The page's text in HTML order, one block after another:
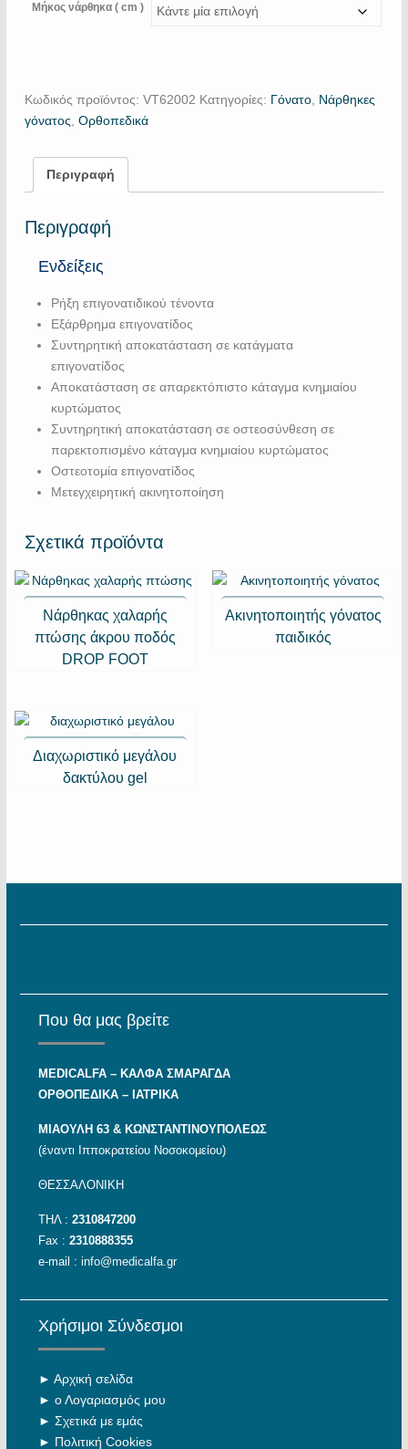
Μήκος νάρθηκα ( cm )
Κωδικός προϊόντος: VT62002 Κατηγορίες: Γόνατο, Νάρθηκες
γόνατος, Ορθοπεδικά
Περιγραφή
Περιγραφή
Ενδείξεις
Ρήξη επιγονατιδικού τένοντα
Εξάρθρημα επιγονατίδος
Συντηρητική αποκατάσταση σε κατάγματα
επιγονατίδος
Αποκατάσταση σε απαρεκτόπιστο κάταγμα κνημιαίου
κυρτώματος
Συντηρητική αποκατάσταση σε οστεοσύνθεση σε
παρεκτοπισμένο κάταγμα κνημιαίου κυρτώματος
Οστεοτομία επιγονατίδος
Μετεγχειρητική ακινητοποίηση
Σχετικά προϊόντα
Nάρθηκας χαλαρής
πτώσης άκρου ποδός
DROP FOOT
Ακινητοποιητής γόνατος
παιδικός
Διαχωριστικό μεγάλου
δακτύλου gel
Που θα μας βρείτε
MEDICALFA – KAΛΦΑ ΣΜΑΡΑΓΔΑ
ΟΡΘΟΠΕΔΙΚΑ – ΙΑΤΡΙΚΑ
ΜΙΑΟΥΛΗ 63 & ΚΩΝΣΤΑΝΤΙΝΟΥΠΟΛΕΩΣ
(έναντι Ιπποκρατείου Νοσοκομείου)
ΘΕΣΣΑΛΟΝΙΚΗ
ΤΗΛ : 2310847200
Fax : 2310888355
e-mail : info@medicalfa.gr
Χρήσιμοι Σύνδεσμοι
► Αρχική σελίδα
► ο Λογαριασμός μου
► Σχετικά με εμάς
► Πολιτική Cookies